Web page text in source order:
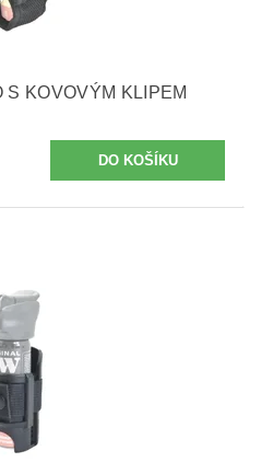
S KOVOVÝM KLIPEM